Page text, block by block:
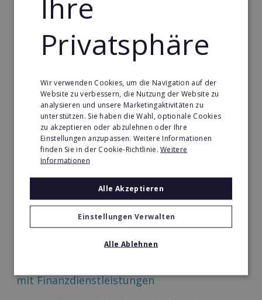
erhebliche Vorteile daraus.
1. Ermöglicht es ihnen, ihr Geschäft schnell und
kosteneffizient auszubauen, indem sie
unabhängige Unternehmer dazu einladen, Teil
ihres Franchisenetzwerks zu werden. Dadurch
können sie neue Märkte zu erschließen und ihre
Marktdurchdringung erhöhen.
2. Bietet das Franchisemodell, auch bei
Finanzdienstleistungen, den Franchisegebern eine
zusätzliche Einnahmequelle in Form von
Franchisegebühren und Umsatzbeteiligungen.
Hiermit können sie ihre eigene
Unternehmensexpansion und -weiterentwicklung
vorantreiben, ihre Marke stärken und ihre Position
mit Finanzdienstleistungen
Ihre
Privatsphäre
Wir verwenden Cookies, um die Navigation auf der
Website zu verbessern, die Nutzung der Website zu
analysieren und unsere Marketingaktivitäten zu
unterstützen. Sie haben die Wahl, optionale Cookies
zu akzeptieren oder abzulehnen oder Ihre
Einstellungen anzupassen. Weitere Informationen
finden Sie in der Cookie-Richtlinie.Weitere
Informationen
Alle Akzeptieren
Einstellungen Verwalten
Alle Ablehnen